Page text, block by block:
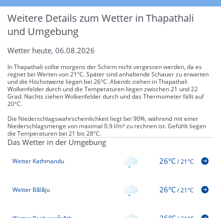
Weitere Details zum Wetter in Thapathali
und Umgebung
Wetter heute, 06.08.2026
In Thapathali sollte morgens der Schirm nicht vergessen werden, da es
regnet bei Werten von 21°C. Später sind anhaltende Schauer zu erwarten
und die Höchstwerte liegen bei 26°C. Abends ziehen in Thapathali
Wolkenfelder durch und die Temperaturen liegen zwischen 21 und 22
Grad. Nachts ziehen Wolkenfelder durch und das Thermometer fällt auf
20°C.
Die Niederschlagswahrscheinlichkeit liegt bei 90%, während mit einer
Niederschlagsmenge von maximal 0.9 l/m² zu rechnen ist. Gefühlt liegen
die Temperaturen bei 21 bis 28°C.
Das Wetter in der Umgebung
Wetter Kathmandu 26°C/21°C
Wetter Bālāju 26°C/21°C